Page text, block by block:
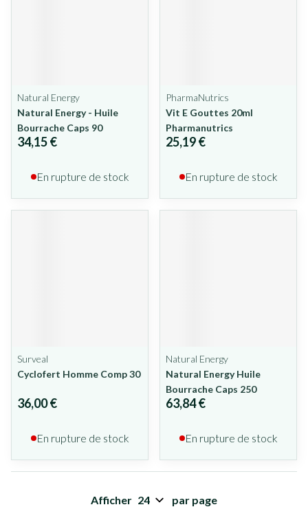
Natural Energy
Natural Energy - Huile
Bourrache Caps 90
34,15 €
En rupture de stock
PharmaNutrics
Vit E Gouttes 20ml
Pharmanutrics
25,19 €
En rupture de stock
Surveal
Cyclofert Homme Comp 30
36,00 €
En rupture de stock
Natural Energy
Natural Energy Huile
Bourrache Caps 250
63,84 €
En rupture de stock
Afficher par page